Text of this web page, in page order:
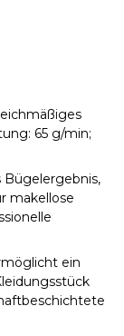
65 g/min;
Bügelergebnis,
makellose
ein